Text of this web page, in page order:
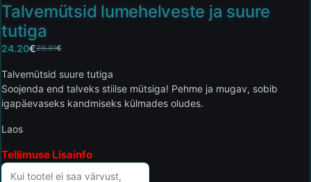
Talvemütsid lumehelveste ja suure
tutiga
28.81€
24.20€
Talvemütsid suure tutiga
Soojenda end talveks stiilse mütsiga! Pehme ja mugav, sobib
igapäevaseks kandmiseks külmades oludes.
Laos
Tellimuse Lisainfo